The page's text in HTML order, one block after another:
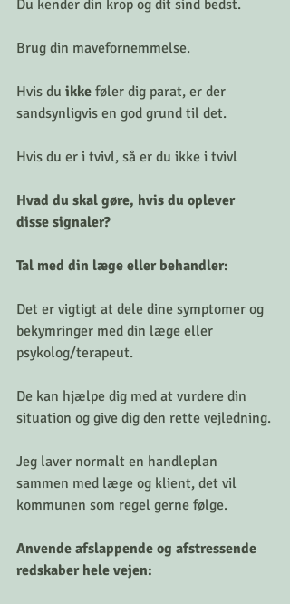
Du kender din krop og dit sind bedst.
Brug din mavefornemmelse.
Hvis du ikke føler dig parat, er der
sandsynligvis en god grund til det.
Hvis du er i tvivl, så er du ikke i tvivl
Hvad du skal gøre, hvis du oplever
disse signaler?
Tal med din læge eller behandler:
Det er vigtigt at dele dine symptomer og
bekymringer med din læge eller
psykolog/terapeut.
De kan hjælpe dig med at vurdere din
situation og give dig den rette vejledning.
Jeg laver normalt en handleplan
sammen med læge og klient, det vil
kommunen som regel gerne følge.
Anvende afslappende og afstressende
redskaber hele vejen: